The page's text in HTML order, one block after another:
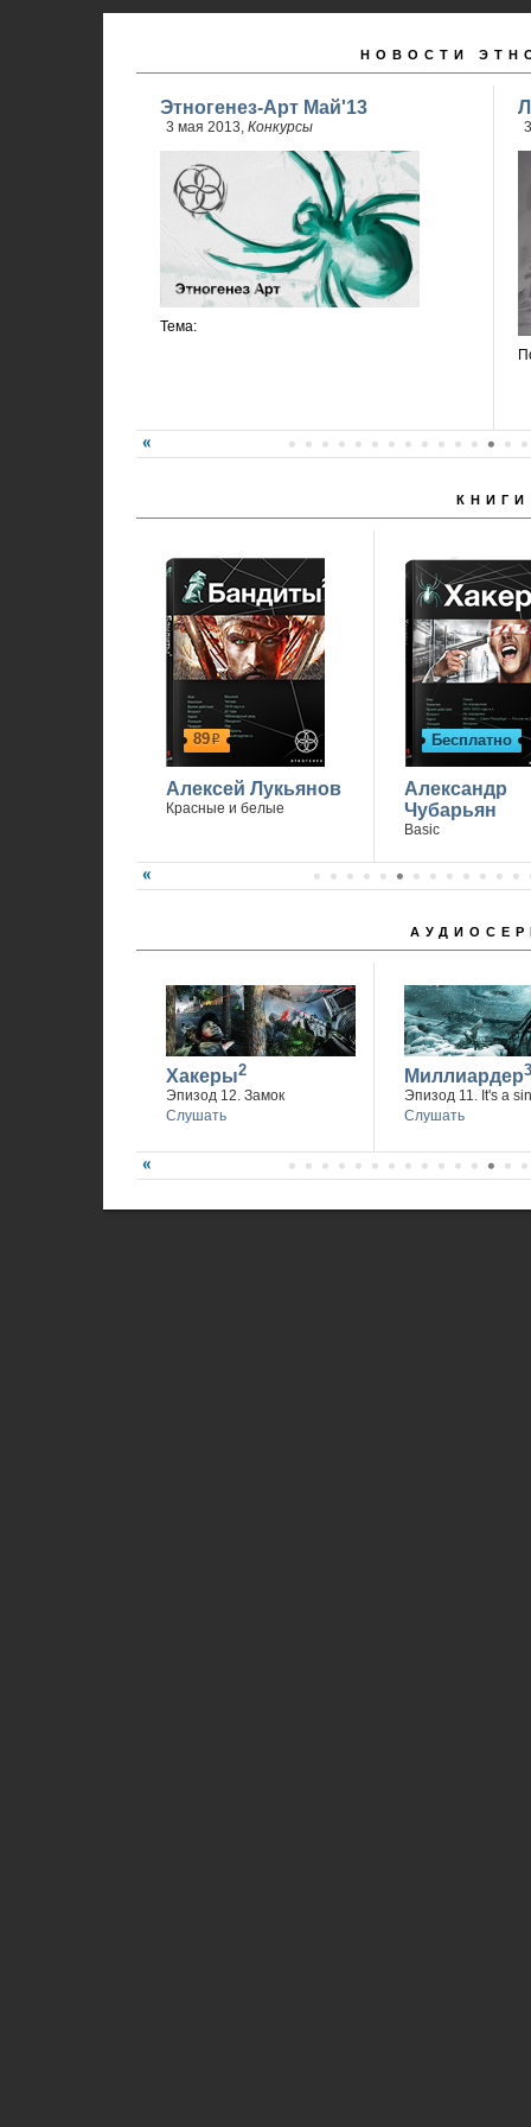
НОВОСТИ
Этногенез-Арт Май'13
3 мая 2013, Конкурсы
Тема:
КНИГИ
89р
Алексей Лукьянов
Красные и белые
Бесплатно
Александр
Чубарьян
Basic
Хакеры2
Эпизод 12. Замок
Слушать
Миллиардер3
Эпизод 11. It's a sin
Слушать